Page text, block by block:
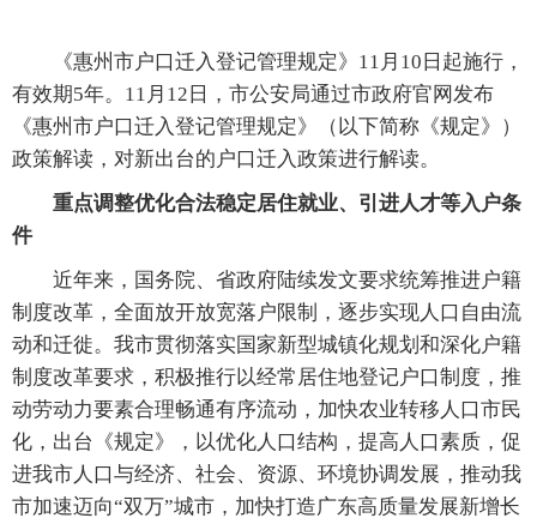
《惠州市户口迁入登记管理规定》11月10日起施行，
有效期5年。11月12日，市公安局通过市政府官网发布
《惠州市户口迁入登记管理规定》（以下简称《规定》）
政策解读，对新出台的户口迁入政策进行解读。
重点调整优化合法稳定居住就业、引进人才等入户条
件
近年来，国务院、省政府陆续发文要求统筹推进户籍
制度改革，全面放开放宽落户限制，逐步实现人口自由流
动和迁徙。我市贯彻落实国家新型城镇化规划和深化户籍
制度改革要求，积极推行以经常居住地登记户口制度，推
动劳动力要素合理畅通有序流动，加快农业转移人口市民
化，出台《规定》，以优化人口结构，提高人口素质，促
进我市人口与经济、社会、资源、环境协调发展，推动我
市加速迈向“双万”城市，加快打造广东高质量发展新增长